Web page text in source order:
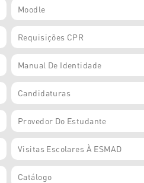
Moodle
Requisições CPR
Manual De Identidade
Candidaturas
Provedor Do Estudante
Visitas Escolares À ESMAD
Catálogo